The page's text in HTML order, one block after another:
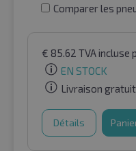
Comparer les
€ 85.62 TVA incluse
EN STOCK
Livraison
Détails